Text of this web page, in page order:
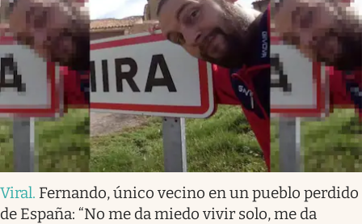
Viral. Fernando, único vecino en un pueblo perdido
de España: “No me da miedo vivir solo, me da